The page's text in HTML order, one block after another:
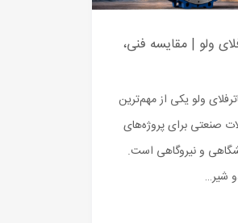
ولو | مقایسه فنی،
ولو یکی از مهم‌ترین
صنعتی برای پروژه‌های
و نیروگاهی است.
شیر…